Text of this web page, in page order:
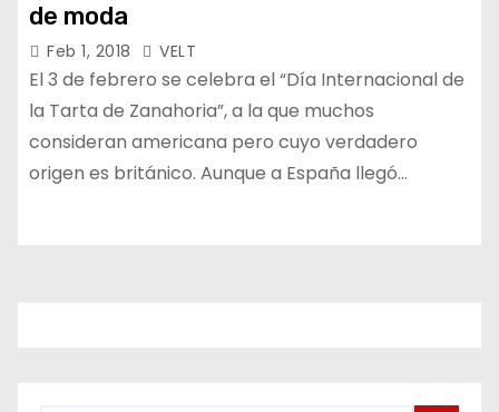
de moda
Feb 1, 2018 VELT
El 3 de febrero se celebra el “Día Internacional de
la Tarta de Zanahoria”, a la que muchos
consideran americana pero cuyo verdadero
origen es británico. Aunque a España llegó…